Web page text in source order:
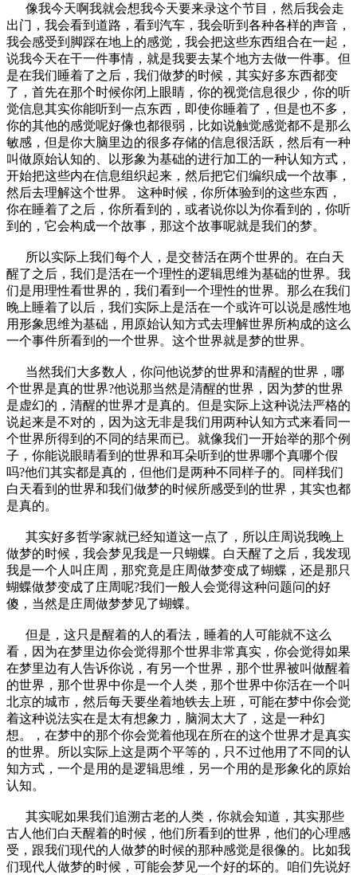
像我今天啊我就会想我今天要来录这个节目，然后我会走
出门，我会看到道路，看到汽车，我会听到各种各样的声音，
我会感受到脚踩在地上的感觉，我会把这些东西组合在一起，
说我今天在干一件事情，就是我要去某个地方去做一件事。但
是在我们睡着了之后，我们做梦的时候，其实好多东西都变
了，首先在那个时候你闭上眼睛，你的视觉信息很少，你的听
觉信息其实你能听到一点东西，即使你睡着了，但是也不多，
你的其他的感觉呢好像也都很弱，比如说触觉感觉都不是那么
敏感，但是你大脑里边的很多存储的信息很活跃，然后有一种
叫做原始认知的、以形象为基础的进行加工的一种认知方式，
开始把这些内在信息组织起来，然后把它们编织成一个故事，
然后去理解这个世界。 这种时候，你所体验到的这些东西，
你在睡着了之后，你所看到的，或者说你以为你看到的，你听
到的，它会构成一个故事，那这个故事呢就是我们的梦。
所以实际上我们每个人，是交替活在两个世界的。在白天
醒了之后，我们是活在一个理性的逻辑思维为基础的世界。我
们是用理性看世界的，我们看到一个理性的世界。那么在我们
晚上睡着了以后，我们实际上是活在一个或许可以说是感性地
用形象思维为基础，用原始认知方式去理解世界所构成的这么
一个事件所看到的一个世界。这个世界就是梦的世界。
当然我们大多数人，你问他说梦的世界和清醒的世界，哪
个世界是真的世界?他说那当然是清醒的世界，因为梦的世界
是虚幻的，清醒的世界才是真的。但是实际上这种说法严格的
说起来是不对的，因为这无非是我们用两种认知方式来看同一
个世界所得到的不同的结果而已。就像我们一开始举的那个例
子，你能说眼睛看到的世界和耳朵听到的世界哪个真哪个假
吗?他们其实都是真的，但他们是两种不同样子的。同样我们
白天看到的世界和我们做梦的时候所感受到的世界，其实也都
是真的。
其实好多哲学家就已经知道这一点了，所以庄周说我晚上
做梦的时候，我会梦见我是一只蝴蝶。白天醒了之后，我发现
我是一个人叫庄周，那究竟是庄周做梦变成了蝴蝶，还是那只
蝴蝶做梦变成了庄周呢?我们一般人会觉得这种问题问的好
傻，当然是庄周做梦梦见了蝴蝶。
但是，这只是醒着的人的看法，睡着的人可能就不这么
看，因为在梦里边你会觉得那个世界非常真实，你会觉得如果
在梦里边有人告诉你说，有另一个世界，那个世界被叫做醒着
的世界，那个世界中你是一个人类，那个世界中你活在一个叫
北京的城市，然后每天要坐着地铁去上班，可能在梦中你会觉
着这种说法实在是太有想象力，脑洞太大了，这是一种幻
想。，在梦中的那个你会觉着他现在所在的这个世界才是真实
的世界。所以实际上这是两个平等的，只不过他用了不同的认
知方式，一个是用的是逻辑思维，另一个用的是形象化的原始
认知。
其实呢如果我们追溯古老的人类，你就会知道，其实那些
古人他们白天醒着的时候，他们所看到的世界，他们的心理感
受，跟我们现代的人做梦的时候的那种感觉是很像的。比如我
们现代人做梦的时候，可能会梦见一个好的坏的。咱们先说好